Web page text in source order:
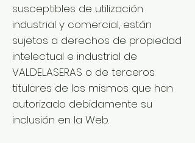
susceptibles de utilización
industrial y comercial, están
sujetos a derechos de propiedad
intelectual e industrial de
VALDELASERAS o de terceros
titulares de los mismos que han
autorizado debidamente su
inclusión en la Web.